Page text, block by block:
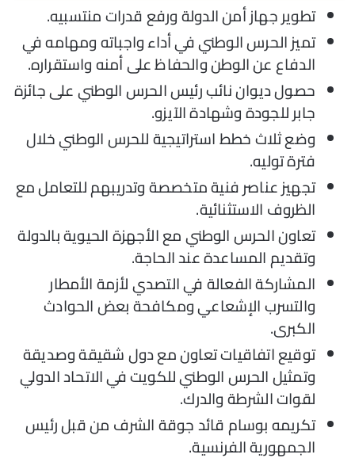
تطوير جهاز أمن الدولة ورفع قدرات منتسبيه.
تميز الحرس الوطني في أداء واجباته ومهامه في
الدفاع عن الوطن والحفاظ على أمنه واستقراره.
حصول ديوان نائب رئيس الحرس الوطني على جائزة
جابر للجودة وشهادة الآيزو.
وضع ثلاث خطط استراتيجية للحرس الوطني خلال
فترة توليه.
تجهيز عناصر فنية متخصصة وتدريبهم للتعامل مع
الظروف الاستثنائية.
تعاون الحرس الوطني مع الأجهزة الحيوية بالدولة
وتقديم المساعدة عند الحاجة.
المشاركة الفعالة في التصدي لأزمة الأمطار
والتسرب الإشعاعي ومكافحة بعض الحوادث
الكبرى.
توقيع اتفاقيات تعاون مع دول شقيقة وصديقة
وتمثيل الحرس الوطني للكويت في الاتحاد الدولي
لقوات الشرطة والدرك.
تكريمه بوسام قائد جوقة الشرف من قبل رئيس
الجمهورية الفرنسية.